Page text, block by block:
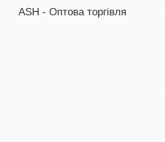
ASH - Оптова торгівля